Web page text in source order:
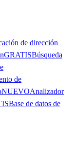
de dirección
GRATISBúsqueda
de
NUEVOAnalizador
Base de datos de